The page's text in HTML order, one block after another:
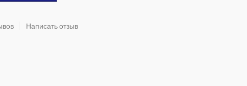
Написать отзыв